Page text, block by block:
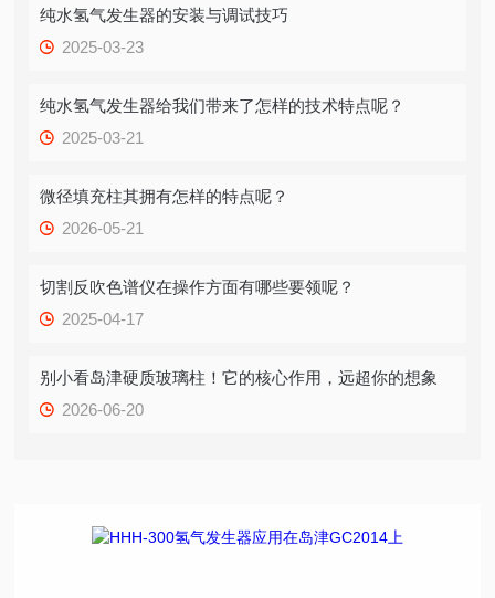
纯水氢气发生器的安装与调试技巧
2025-03-23
纯水氢气发生器给我们带来了怎样的技术特点呢？
2025-03-21
微径填充柱其拥有怎样的特点呢？
2026-05-21
切割反吹色谱仪在操作方面有哪些要领呢？
2025-04-17
别小看岛津硬质玻璃柱！它的核心作用，远超你的想象
2026-06-20